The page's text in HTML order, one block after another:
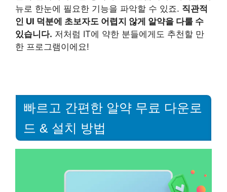
뉴로 한눈에 필요한 기능을 파악할 수 있죠. 직관적
인 UI 덕분에 초보자도 어렵지 않게 알약을 다룰 수
있습니다. 저처럼 IT에 약한 분들에게도 추천할 만
한 프로그램이에요!
빠르고 간편한 알약 무료 다운로
드 & 설치 방법